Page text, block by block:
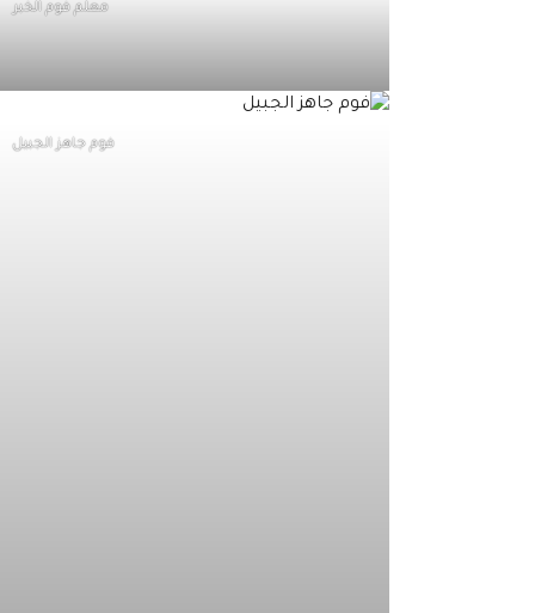
معلم فوم الخبر
فوم جاهز الجبيل